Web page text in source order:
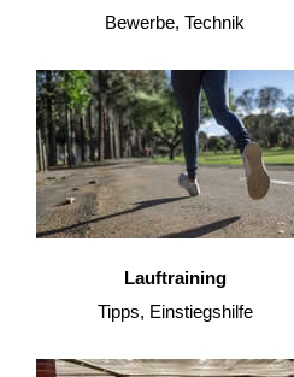
Bewerbe, Technik
Lauftraining
Tipps, Einstiegshilfe